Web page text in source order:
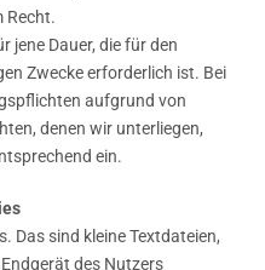
Recht.
jene Dauer, die für den
Zwecke erforderlich ist. Bei
aufgrund von
denen wir unterliegen,
ein.
Das sind kleine Textdateien,
des Nutzers